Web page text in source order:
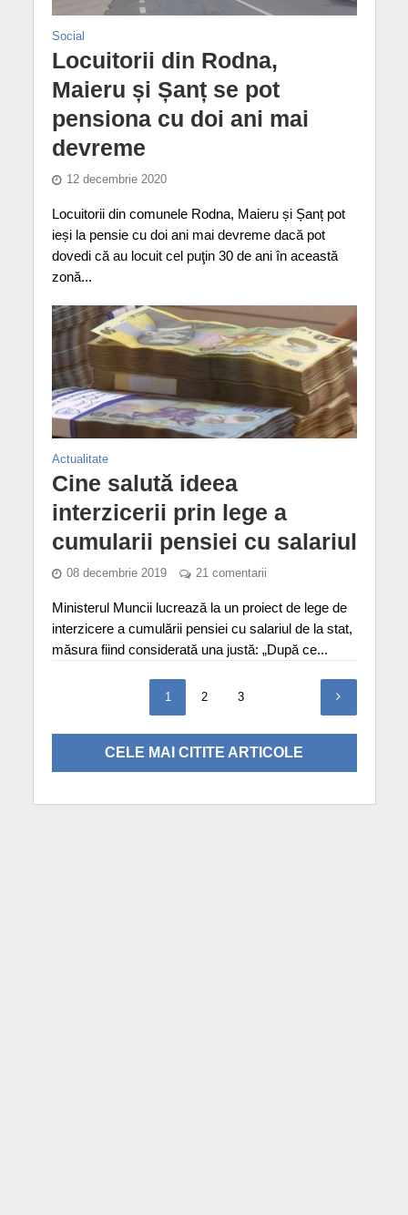
Social
Locuitorii din Rodna,
Maieru și Șanț se pot
pensiona cu doi ani mai
devreme
12 decembrie 2020
Locuitorii din comunele Rodna, Maieru și Șanț pot
ieși la pensie cu doi ani mai devreme dacă pot
dovedi că au locuit cel puţin 30 de ani în această
zonă...
Actualitate
Cine salută ideea
interzicerii prin lege a
cumularii pensiei cu salariul
08 decembrie 2019 21 comentarii
Ministerul Muncii lucrează la un proiect de lege de
interzicere a cumulării pensiei cu salariul de la stat,
măsura fiind considerată una justă: „După ce...
1 2 3
CELE MAI CITITE ARTICOLE